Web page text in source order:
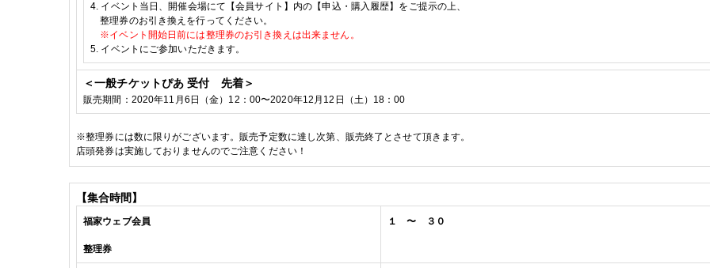
4. イベント当日、開催会場にて【会員サイト】内の【申込・購入履歴】をご提示の上、
整理券のお引き換えを行ってください。
※イベント開始日前には整理券のお引き換えは出来ません。
5. イベントにご参加いただきます。
＜一般チケットぴあ 受付 先着＞
販売期間： 2020年11 月6 日（金） 12 ： 00〜2020年12 月12 日（土） 18 ：00
※整理券には数に限りがございます。販売予定数に達し次第、販売終了とさせて頂きます。
店頭発券は実施しておりませんのでご注意ください！
【集合時間】
福家ウェブ会員
整理券
１ 〜 ３０